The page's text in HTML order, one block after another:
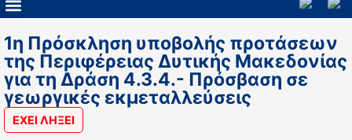
1η Πρόσκληση υποβολής προτάσεων
της Περιφέρειας Δυτικής Μακεδονίας
για τη Δράση 4.3.4.- Πρόσβαση σε
γεωργικές εκμεταλλεύσεις
ΕΧΕΙ ΛΗΞΕΙ